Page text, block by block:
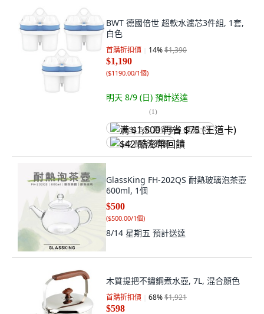
BWT 德國倍世 超軟水濾芯3件組, 1套,
白色
首購折扣價 14%$1,390
$1,190
($1190.00/1個)
明天 8/9 (日) 預計送達
(1)
满 $1,500 再省 $75 (王道卡)
$42 酷澎幣回饋
GlassKing FH-202QS 耐熱玻璃泡茶壺
600ml, 1個
$500
($500.00/1個)
8/14 星期五 預計送達
木質提把不鏽鋼煮水壺, 7L, 混合顏色
首購折扣價 68%$1,921
$598